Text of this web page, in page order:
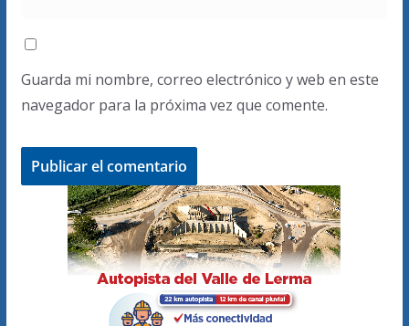
Guarda mi nombre, correo electrónico y web en este
navegador para la próxima vez que comente.